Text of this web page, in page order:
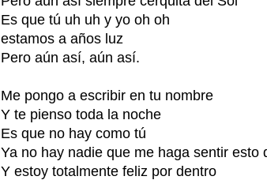
Es que tú uh uh y yo oh oh
estamos a años luz
Pero aún así, aún así.
Me pongo a escribir en tu nombre
Y te pienso toda la noche
Es que no hay como tú
Ya no hay nadie que me haga sentir esto
Y estoy totalmente feliz por dentro